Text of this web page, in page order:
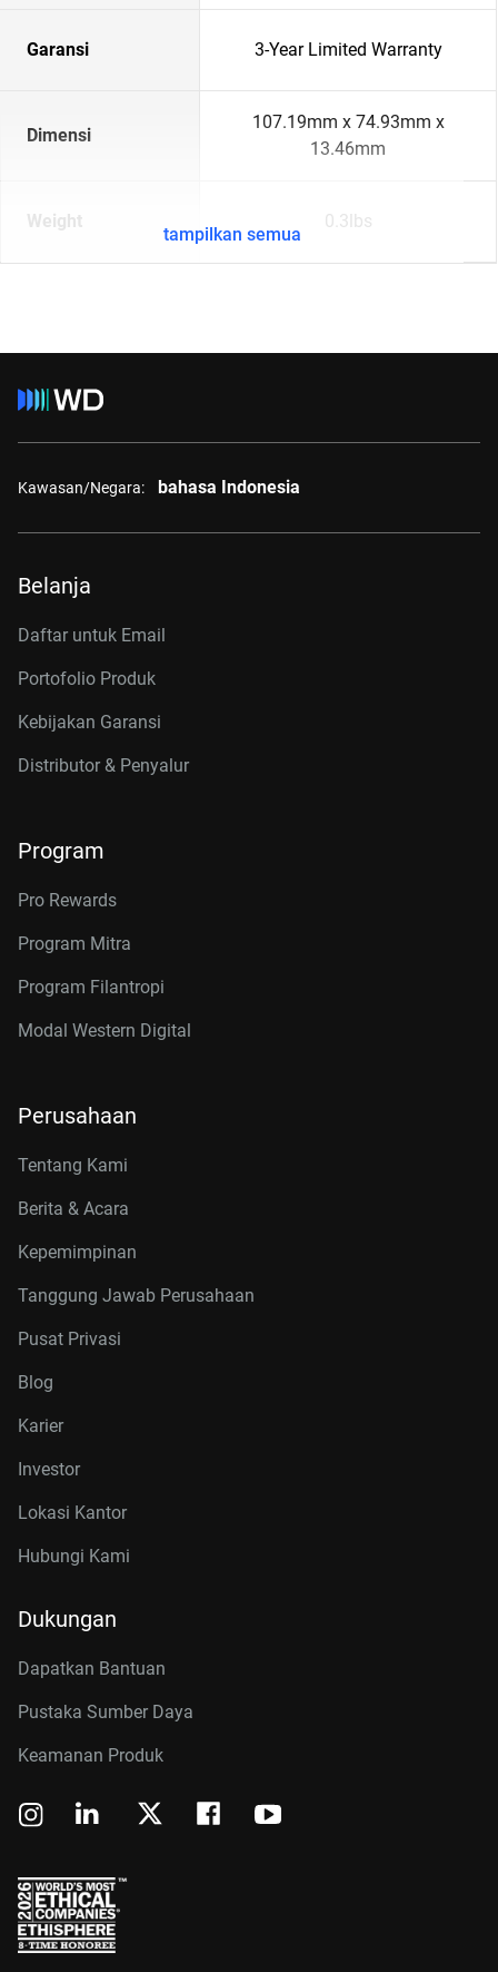
Garansi 3-Year Limited Warranty
Dimensi
107.19mm x 74.93mm x
13.46mm
Weight 0.3lbs
tampilkan semua
Kawasan/Negara: bahasa Indonesia
Belanja
Daftar untuk Email
Portofolio Produk
Kebijakan Garansi
Distributor & Penyalur
Program
Pro Rewards
Program Mitra
Program Filantropi
Modal Western Digital
Perusahaan
Tentang Kami
Berita & Acara
Kepemimpinan
Tanggung Jawab Perusahaan
Pusat Privasi
Blog
Karier
Investor
Lokasi Kantor
Hubungi Kami
Dukungan
Dapatkan Bantuan
Pustaka Sumber Daya
Keamanan Produk